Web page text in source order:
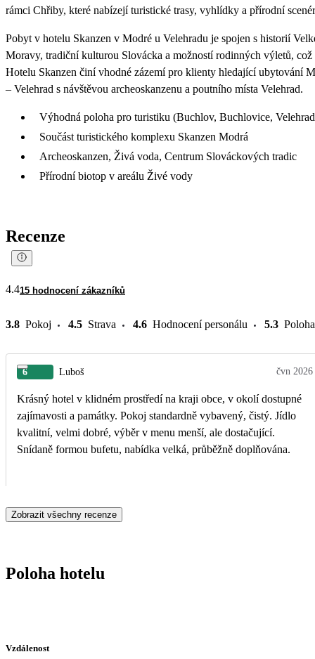
rámci Chřiby, které nabízejí turistické trasy, vyhlídky a přírodní
Pobyt v hotelu Skanzen v Modré u Velehradu je spojen s historií
Moravy, tradiční kulturou Slovácka a možností rodinných výletů, což
Hotelu Skanzen činí vhodné zázemí pro klienty hledající ubytování
– Velehrad s návštěvou archeoskanzenu a poutního místa Velehrad.
Výhodná poloha pro turistiku (Buchlov, Buchlovice,
Součást turistického komplexu Skanzen Modrá
Archeoskanzen, Živá voda, Centrum Slováckových tradic
Přírodní biotop v areálu Živé vody
Recenze
4.415 hodnocení zákazníků
3.8 Pokoj 4.5 Strava 4.6 Hodnocení personálu 5.3 Poloha
6 Luboš čvn 2026
Krásný hotel v klidném prostředí na kraji obce, v okolí dostupné
zajímavosti a památky. Pokoj standardně vybavený, čistý. Jídlo
kvalitní, velmi dobré, výběr v menu menší, ale dostačující.
Snídaně formou bufetu, nabídka velká, průběžně doplňována.
Zobrazit všechny recenze
Poloha hotelu
Vzdálenost